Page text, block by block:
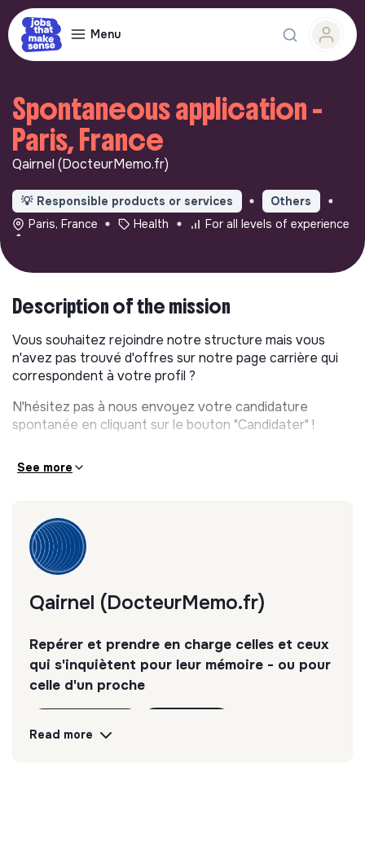
Menu
Spontaneous application -
Paris, France
Qairnel (DocteurMemo.fr)
💡 Responsible products or services
Others
Paris, France
Health For all levels of experience
Description of the mission
Vous souhaitez rejoindre notre structure mais vous
n'avez pas trouvé d'offres sur notre page carrière qui
correspondent à votre profil ?
N'hésitez pas à nous envoyez votre candidature
spontanée en cliquant sur le bouton "Candidater" !
See more
Qairnel (DocteurMemo.fr)
Repérer et prendre en charge celles et ceux
qui s'inquiètent pour leur mémoire - ou pour
celle d'un proche
Read more